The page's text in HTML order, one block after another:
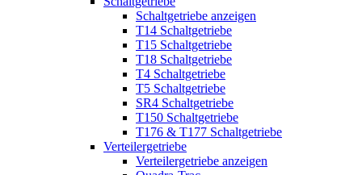
Schaltgetriebe anzeigen
T14 Schaltgetriebe
T15 Schaltgetriebe
T18 Schaltgetriebe
T4 Schaltgetriebe
T5 Schaltgetriebe
SR4 Schaltgetriebe
T150 Schaltgetriebe
T176 & T177 Schaltgetriebe
Verteilergetriebe
Verteilergetriebe anzeigen